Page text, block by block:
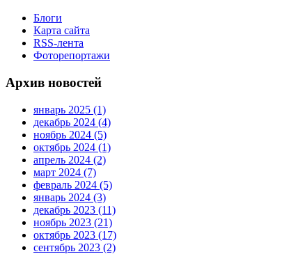
Блоги
Карта сайта
RSS-лента
Фоторепортажи
Архив новостей
январь 2025 (1)
декабрь 2024 (4)
ноябрь 2024 (5)
октябрь 2024 (1)
апрель 2024 (2)
март 2024 (7)
февраль 2024 (5)
январь 2024 (3)
декабрь 2023 (11)
ноябрь 2023 (21)
октябрь 2023 (17)
сентябрь 2023 (2)